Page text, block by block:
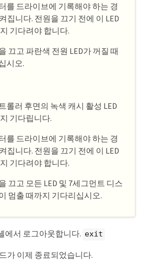
를 드라이브에 기록해야 하는 경
집니다. 전원을 끄기 전에 이 LED
기다려야 합니다.
끄고 파란색 전원 LED가 꺼질 때
시오.
롤러 후면의 녹색 캐시 활성 LED
기다립니다.
를 드라이브에 기록해야 하는 경
집니다. 전원을 끄기 전에 이 LED
기다려야 합니다.
끄고 모든 LED 및 7세그먼트 디스
멈출 때까지 기다리십시오.
에서 로그아웃합니다. exit
가 이제 종료되었습니다.